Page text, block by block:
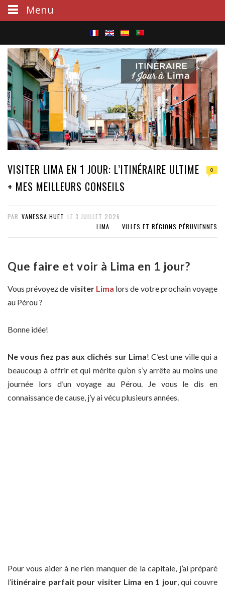
S
e
a
r
c
h
VISITER LIMA EN 1 JOUR: L’ITINÉRAIRE ULTIME
+ MES MEILLEURS CONSEILS
0
PAR VANESSA HUET LE 3 JUILLET 2026
LIMA
VILLES ET RÉGIONS PÉRUVIENNES
Que faire et voir à Lima en 1 jour?
Vous prévoyez de visiter Lima lors de votre prochain voyage
au Pérou ?
Bonne idée!
Ne vous fiez pas aux clichés sur Lima! C’est une ville qui a
beaucoup à offrir et qui mérite qu’on s’y arrête au moins une
journée lors d’un voyage au Pérou. Je vous le dis en
connaissance de cause, j’y ai vécu plusieurs années.
Pour vous aider à ne rien manquer de la capitale, j’ai préparé
l’itinéraire parfait pour visiter Lima en 1 jour, qui couvre
Menu